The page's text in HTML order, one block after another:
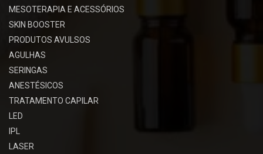
MESOTERAPIA E ACESSÓRIOS
SKIN BOOSTER
PRODUTOS AVULSOS
AGULHAS
SERINGAS
ANESTÉSICOS
TRATAMENTO CAPILAR
LED
IPL
LASER